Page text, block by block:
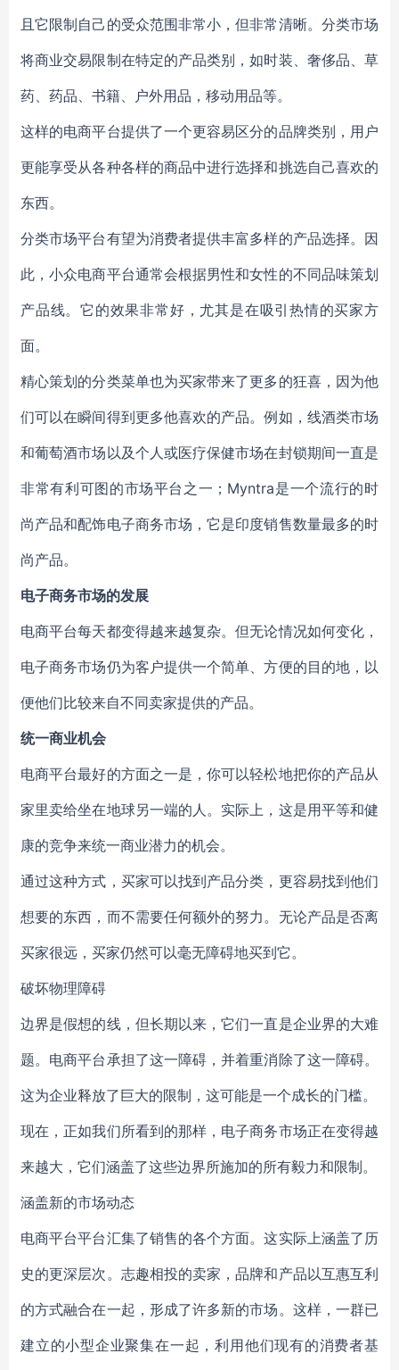
且它限制自己的受众范围非常小，但非常清晰。分类市场
将商业交易限制在特定的产品类别，如时装、奢侈品、草
药、药品、书籍、户外用品，移动用品等。
这样的电商平台提供了一个更容易区分的品牌类别，用户
更能享受从各种各样的商品中进行选择和挑选自己喜欢的
东西。
分类市场平台有望为消费者提供丰富多样的产品选择。因
此，小众电商平台通常会根据男性和女性的不同品味策划
产品线。它的效果非常好，尤其是在吸引热情的买家方
面。
精心策划的分类菜单也为买家带来了更多的狂喜，因为他
们可以在瞬间得到更多他喜欢的产品。例如，线酒类市场
和葡萄酒市场以及个人或医疗保健市场在封锁期间一直是
非常有利可图的市场平台之一；Myntra是一个流行的时
尚产品和配饰电子商务市场，它是印度销售数量最多的时
尚产品。
电子商务市场的发展
电商平台每天都变得越来越复杂。但无论情况如何变化，
电子商务市场仍为客户提供一个简单、方便的目的地，以
便他们比较来自不同卖家提供的产品。
统一商业机会
电商平台最好的方面之一是，你可以轻松地把你的产品从
家里卖给坐在地球另一端的人。实际上，这是用平等和健
康的竞争来统一商业潜力的机会。
通过这种方式，买家可以找到产品分类，更容易找到他们
想要的东西，而不需要任何额外的努力。无论产品是否离
买家很远，买家仍然可以毫无障碍地买到它。
破坏物理障碍
边界是假想的线，但长期以来，它们一直是企业界的大难
题。电商平台承担了这一障碍，并着重消除了这一障碍。
这为企业释放了巨大的限制，这可能是一个成长的门槛。
现在，正如我们所看到的那样，电子商务市场正在变得越
来越大，它们涵盖了这些边界所施加的所有毅力和限制。
涵盖新的市场动态
电商平台平台汇集了销售的各个方面。这实际上涵盖了历
史的更深层次。志趣相投的卖家，品牌和产品以互惠互利
的方式融合在一起，形成了许多新的市场。这样，一群已
建立的小型企业聚集在一起，利用他们现有的消费者基